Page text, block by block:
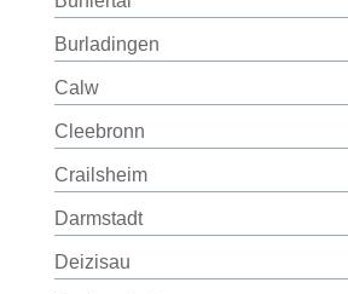
Burladingen
Calw
Cleebronn
Crailsheim
Darmstadt
Deizisau